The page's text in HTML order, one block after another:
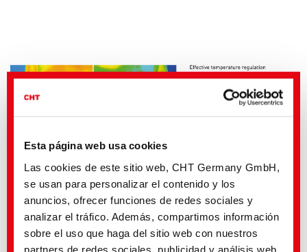
Esta página web usa cookies
Las cookies de este sitio web, CHT Germany GmbH,
se usan para personalizar el contenido y los
anuncios, ofrecer funciones de redes sociales y
analizar el tráfico. Además, compartimos información
sobre el uso que haga del sitio web con nuestros
partners de redes sociales, publicidad y análisis web,
Efecto refrescante después de una intensa actividad
Proporciona la mejor regulación del calor y la humedad en las prendas
basándose en una formulación altamente eficaz y probada.